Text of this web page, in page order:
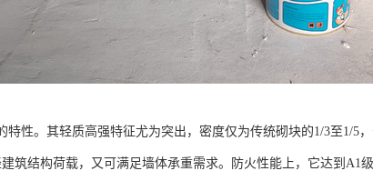
性。其轻质高强特征尤为突出，密度仅为传统砌块的1/3至1/5
筑结构荷载，又可满足墙体承重需求。防火性能上，它达到A1